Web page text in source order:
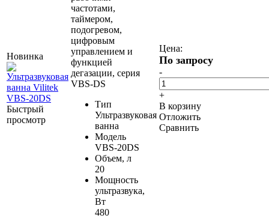
Новинка
Быстрый
просмотр
частотами,
таймером,
подогревом,
цифровым
управлением и
функцией
дегазации, серия
VBS-DS
Тип
Ультразвуковая
ванна
Модель
VBS-20DS
Объем, л
20
Мощность
ультразвука,
Вт
480
Цена:
По запросу
-
+
В корзину
Отложить
Сравнить